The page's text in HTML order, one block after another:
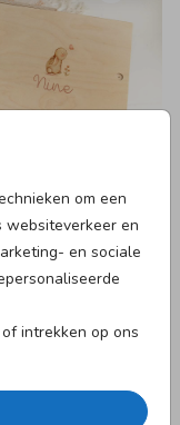
om een
websiteverkeer en
en sociale
intrekken op ons
VOUWKAARTJE